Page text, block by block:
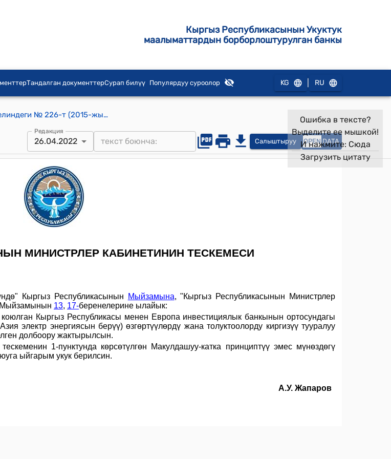
Кыргыз Республикасынын Укуктук
маалыматтардын борборлоштурулган банкы
Тандалган документтерСурап билүү Популярдуу суроолор KG RU
КР Министрлер Кабинетинин 2022-жылдын 26-апрелиндеги № 226-т (2015-жылдын 2-октябрында Люксембург шаарында кол коюлган Кыргыз Республикасы менен Европа инвестициялык банкынын ортосундагы Каржылоо жөнүндө макулдашууга (Борбордук Азия - Түштүк Азия электр энергиясын берүү) өзгөртүүлөрдү жана толуктоолорду киргизүү тууралуу макулдашуу-каттын расмий тилдеги долбоорун жактыруу тууралуу) тескемеси
Редакция
26.04.2022 Салыштыруу OPEN DATA
Ошибка в тексте?
Выделите ее мышкой!
И нажмите: Сюда
Загрузить цитату